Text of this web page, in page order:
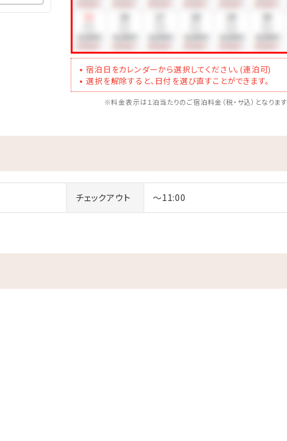
ジー」をご用意。
23:00）Last entry～22:00
二次会などにもお気軽にご利用ください
宿泊日をカレンダーから選択してください。(連泊可)
選択を解除すると、日付を選び直すことができます。
※料金表示は１泊当たりのご宿泊料金（税・サ込）となります
チェックアウト ～11:00